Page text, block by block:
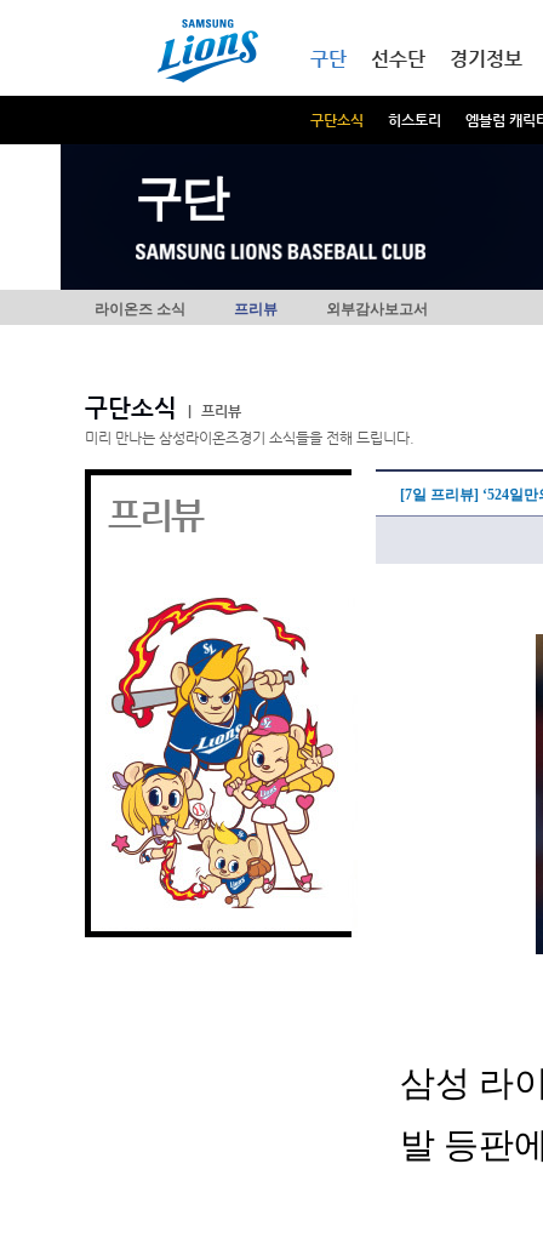
구단
구단소식 히스토리 엠블럼 캐릭
선수단 경기정보
구단
라이온즈 소식 프리뷰 외부감사보고서
구단소식
프리뷰
미리 만나는 삼성라이온즈경기 소식들을 전해 드립니다.
프리뷰 [7일 프리뷰] ‘524일
삼성 라
발 등판